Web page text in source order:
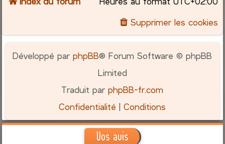
Supprimer les cookies
Développé parphpBB® Forum Software © phpBB
Limited
Traduit parphpBB-fr.com
Confidentialité |Conditions
Vos avis